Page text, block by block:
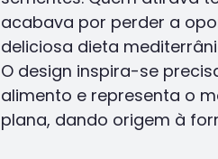
acabava por perder a
deliciosa dieta
O design inspira-se
alimento e representa o
plana, dando origem à